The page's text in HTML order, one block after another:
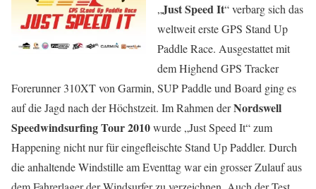
„Just Speed It“ verbarg sich das
weltweit erste GPS Stand Up
Paddle Race. Ausgestattet mit
dem Highend GPS Tracker
Forerunner 310XT von Garmin, SUP Paddle und Board ging es
auf die Jagd nach der Höchstzeit. Im Rahmen derNordswell
Speedwindsurfing Tour 2010wurde „Just Speed It“ zum
Happening nicht nur für eingefleischte Stand Up Paddler. Durch
die anhaltende Windstille am Eventtag war ein grosser Zulauf aus